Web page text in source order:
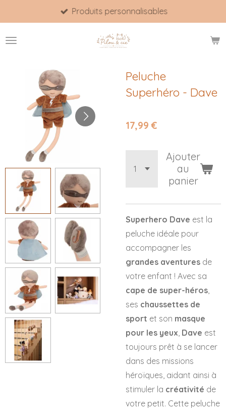
au
contenu
Produits personnalisables
Peluche
Superhéro - Dave
17,99 €
Ajouter
au
panier
Superhero Dave est la
peluche idéale pour
accompagner les
grandes aventures de
votre enfant ! Avec sa
cape de super-héros,
ses chaussettes de
sport et son masque
pour les yeux, Dave est
toujours prêt à se lancer
dans des missions
héroïques, aidant ainsi à
stimuler la créativité de
votre petit. Cette peluche